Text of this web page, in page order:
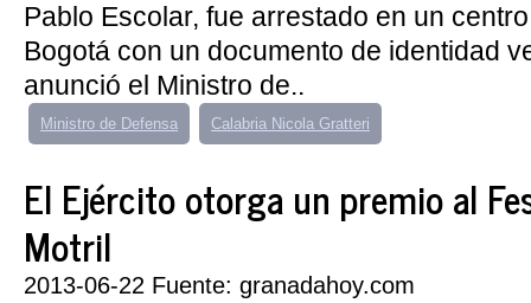
Pablo Escolar, fue arrestado en un
Bogotá con un documento de identidad
anunció el Ministro de..
Ministro de Defensa Calabria Nicola Gratteri
El Ejército otorga un premio al
Motril
2013-06-22 Fuente: granadahoy.com